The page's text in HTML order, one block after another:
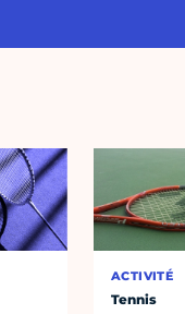
ACTIVITÉ
Tennis